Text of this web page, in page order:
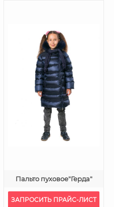
Пальто пуховое"Герда"
ЗАПРОСИТЬ ПРАЙС-ЛИСТ